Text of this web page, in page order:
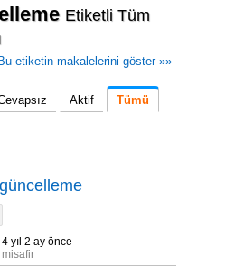
Etiketli Tüm
etiketin makalelerini göster »»
Aktif Tümü
4 yıl 2 ay önce
misafir